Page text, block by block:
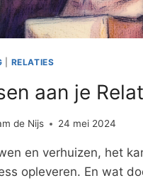
RELATIES
aan je
de Nijs 24 mei 2024
en verhuizen, het
opleveren. En wat